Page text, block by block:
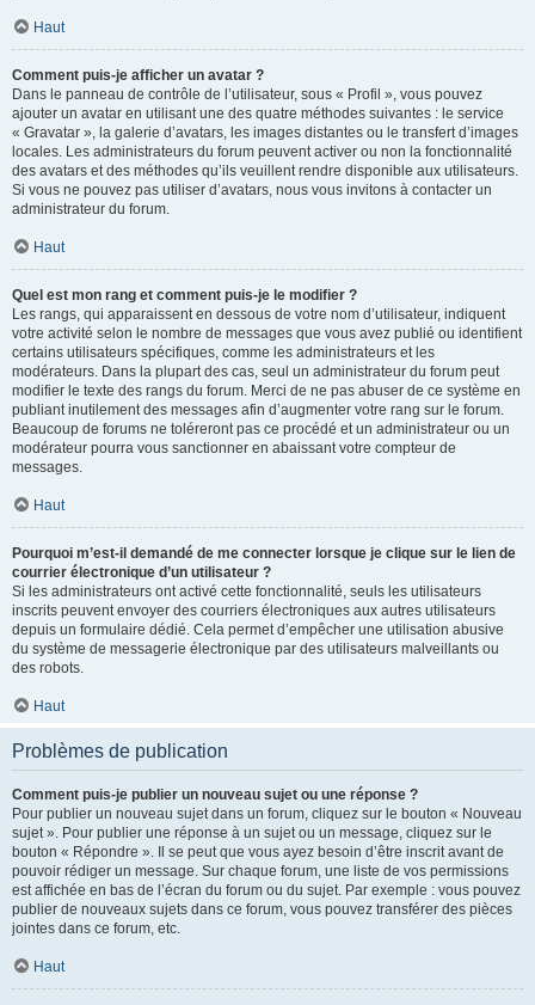
Haut
Comment puis-je afficher un avatar ?
Dans le panneau de contrôle de l’utilisateur, sous « Profil », vous pouvez
ajouter un avatar en utilisant une des quatre méthodes suivantes : le service
« Gravatar », la galerie d’avatars, les images distantes ou le transfert d’images
locales. Les administrateurs du forum peuvent activer ou non la fonctionnalité
des avatars et des méthodes qu’ils veuillent rendre disponible aux utilisateurs.
Si vous ne pouvez pas utiliser d’avatars, nous vous invitons à contacter un
administrateur du forum.
Haut
Quel est mon rang et comment puis-je le modifier ?
Les rangs, qui apparaissent en dessous de votre nom d’utilisateur, indiquent
votre activité selon le nombre de messages que vous avez publié ou identifient
certains utilisateurs spécifiques, comme les administrateurs et les
modérateurs. Dans la plupart des cas, seul un administrateur du forum peut
modifier le texte des rangs du forum. Merci de ne pas abuser de ce système en
publiant inutilement des messages afin d’augmenter votre rang sur le forum.
Beaucoup de forums ne toléreront pas ce procédé et un administrateur ou un
modérateur pourra vous sanctionner en abaissant votre compteur de
messages.
Haut
Pourquoi m’est-il demandé de me connecter lorsque je clique sur le lien de
courrier électronique d’un utilisateur ?
Si les administrateurs ont activé cette fonctionnalité, seuls les utilisateurs
inscrits peuvent envoyer des courriers électroniques aux autres utilisateurs
depuis un formulaire dédié. Cela permet d’empêcher une utilisation abusive
du système de messagerie électronique par des utilisateurs malveillants ou
des robots.
Haut
Problèmes de publication
Comment puis-je publier un nouveau sujet ou une réponse ?
Pour publier un nouveau sujet dans un forum, cliquez sur le bouton « Nouveau
sujet ». Pour publier une réponse à un sujet ou un message, cliquez sur le
bouton « Répondre ». Il se peut que vous ayez besoin d’être inscrit avant de
pouvoir rédiger un message. Sur chaque forum, une liste de vos permissions
est affichée en bas de l’écran du forum ou du sujet. Par exemple : vous pouvez
publier de nouveaux sujets dans ce forum, vous pouvez transférer des pièces
jointes dans ce forum, etc.
Haut